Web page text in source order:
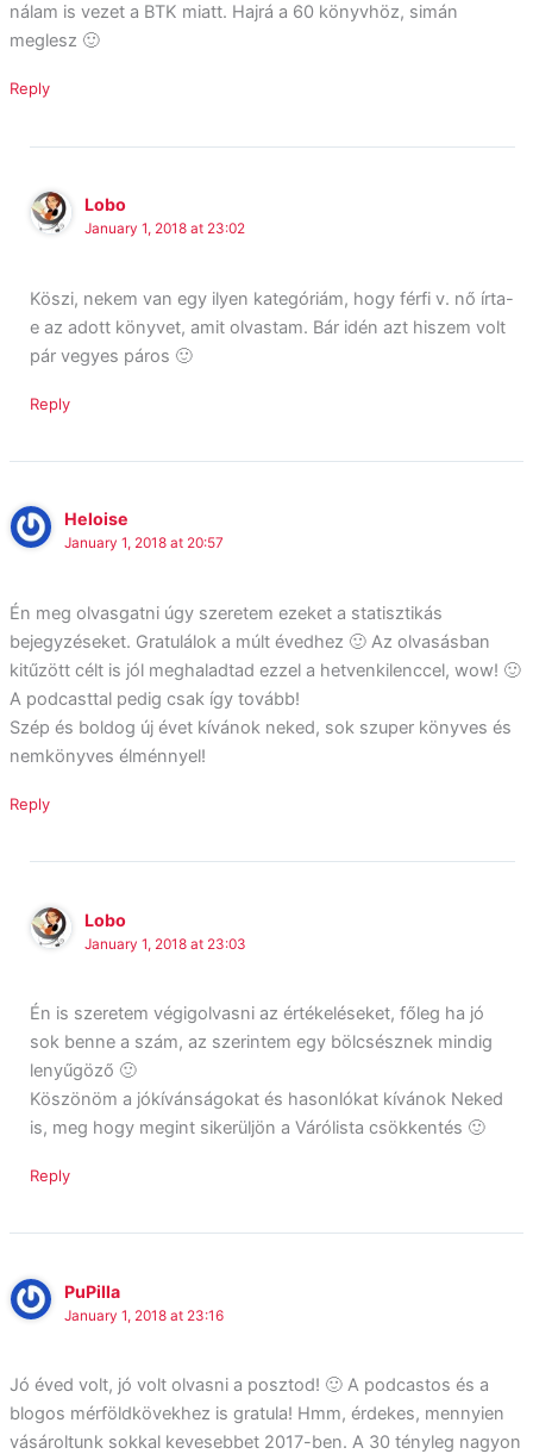
nálam is vezet a BTK miatt. Hajrá a 60 könyvhöz, simán
meglesz 🙂
Reply
Lobo
January 1, 2018 at 23:02
Köszi, nekem van egy ilyen kategóriám, hogy férfi v. nő írta-
e az adott könyvet, amit olvastam. Bár idén azt hiszem volt
pár vegyes páros 🙂
Reply
Heloise
January 1, 2018 at 20:57
Én meg olvasgatni úgy szeretem ezeket a statisztikás
bejegyzéseket. Gratulálok a múlt évedhez 🙂 Az olvasásban
kitűzött célt is jól meghaladtad ezzel a hetvenkilenccel, wow! 🙂
A podcasttal pedig csak így tovább!
Szép és boldog új évet kívánok neked, sok szuper könyves és
nemkönyves élménnyel!
Reply
Lobo
January 1, 2018 at 23:03
Én is szeretem végigolvasni az értékeléseket, főleg ha jó
sok benne a szám, az szerintem egy bölcsésznek mindig
lenyűgöző 🙂
Köszönöm a jókívánságokat és hasonlókat kívánok Neked
is, meg hogy megint sikerüljön a Várólista csökkentés 🙂
Reply
PuPilla
January 1, 2018 at 23:16
Jó éved volt, jó volt olvasni a posztod! 🙂 A podcastos és a
blogos mérföldkövekhez is gratula! Hmm, érdekes, mennyien
vásároltunk sokkal kevesebbet 2017-ben. A 30 tényleg nagyon